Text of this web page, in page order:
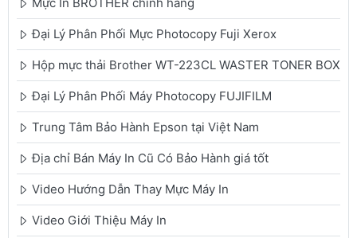
Mực In BROTHER chính hãng
Đại Lý Phân Phối Mực Photocopy Fuji Xerox
Hộp mực thải Brother WT-223CL WASTER TONER BOX
Đại Lý Phân Phối Máy Photocopy FUJIFILM
Trung Tâm Bảo Hành Epson tại Việt Nam
Địa chỉ Bán Máy In Cũ Có Bảo Hành giá tốt
Video Hướng Dẫn Thay Mực Máy In
Video Giới Thiệu Máy In